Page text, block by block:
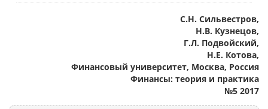
С.Н. Сильвестров,
Н.В. Кузнецов,
Г.Л. Подвойский,
Н.Е. Котова,
Финансовый университет, Москва, Россия
Финансы: теория и практика
№5 2017